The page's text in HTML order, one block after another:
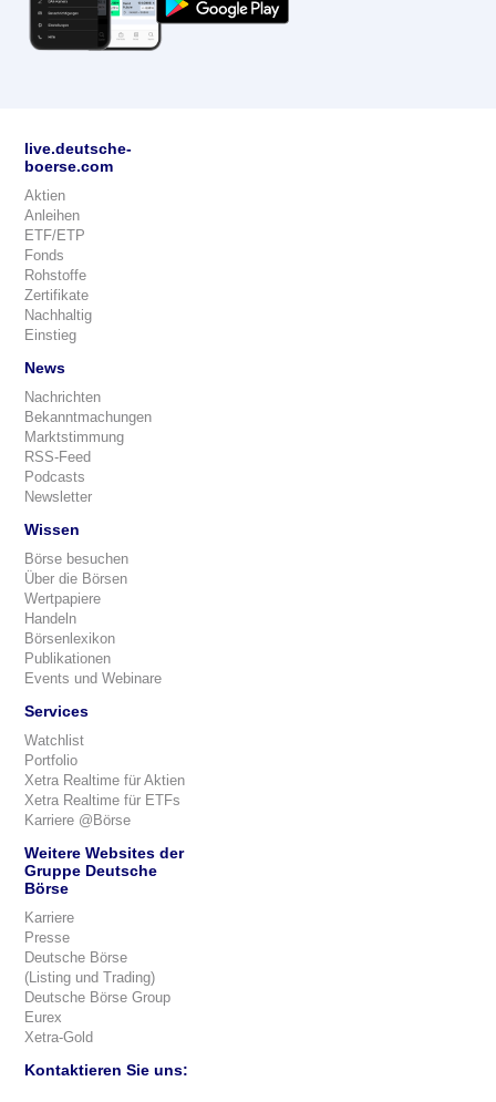
live.deutsche-
boerse.com
Aktien
Anleihen
ETF/ETP
Fonds
Rohstoffe
Zertifikate
Nachhaltig
Einstieg
News
Nachrichten
Bekanntmachungen
Marktstimmung
RSS-Feed
Podcasts
Newsletter
Wissen
Börse besuchen
Über die Börsen
Wertpapiere
Handeln
Börsenlexikon
Publikationen
Events und Webinare
Services
Watchlist
Portfolio
Xetra Realtime für Aktien
Xetra Realtime für ETFs
Karriere @Börse
Weitere Websites der
Gruppe Deutsche
Börse
Karriere
Presse
Deutsche Börse
(Listing und Trading)
Deutsche Börse Group
Eurex
Xetra-Gold
Kontaktieren Sie uns: